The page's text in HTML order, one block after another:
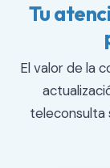
Tu
El valor de la
teleconsulta